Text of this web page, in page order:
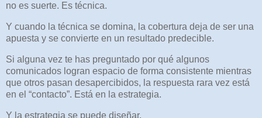
no es suerte. Es técnica.
Y cuando la técnica se domina, la cobertura deja de ser una
apuesta y se convierte en un resultado predecible.
Si alguna vez te has preguntado por qué algunos
comunicados logran espacio de forma consistente mientras
que otros pasan desapercibidos, la respuesta rara vez está
en el “contacto”. Está en la estrategia.
Y la estrategia se puede diseñar.